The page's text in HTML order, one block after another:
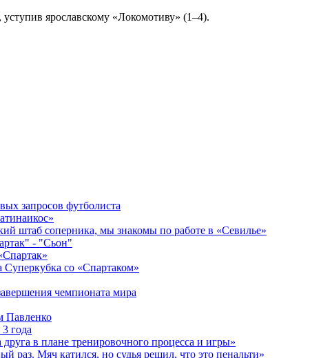
ярославскому «Локомотиву» (1–4).
запросов футболиста
штаб соперника, мы знакомы по работе в «Севилье»
- "Сьон"
со «Спартаком»
чемпионата мира
Павленко
года
в плане тренировочного процесса и игры»
раз. Мяч катился, но судья решил, что это пенальти»